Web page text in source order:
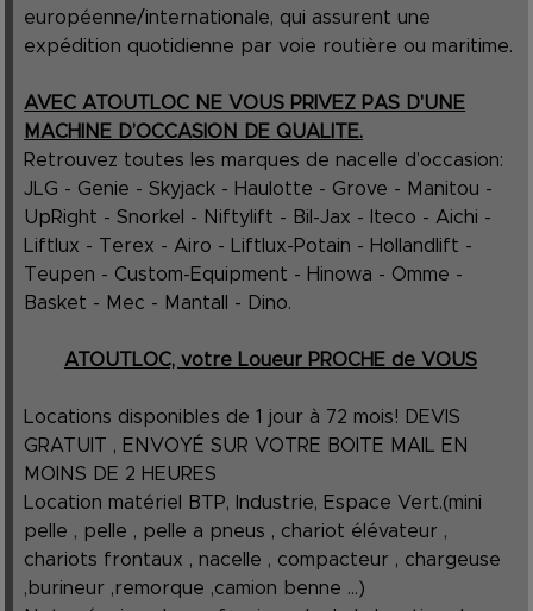
européenne/internationale, qui assurent une
expédition quotidienne par voie routière ou maritime.
AVEC ATOUTLOC NE VOUS PRIVEZ PAS D'UNE
MACHINE D’OCCASION DE QUALITE.
Retrouvez toutes les marques de nacelle d’occasion:
JLG - Genie - Skyjack - Haulotte - Grove - Manitou -
UpRight - Snorkel - Niftylift - Bil-Jax - Iteco - Aichi -
Liftlux - Terex - Airo - Liftlux-Potain - Hollandlift -
Teupen - Custom-Equipment - Hinowa - Omme -
Basket - Mec - Mantall - Dino.
ATOUTLOC, votre Loueur PROCHE de VOUS
Locations disponibles de 1 jour à 72 mois! DEVIS
GRATUIT , ENVOYÉ SUR VOTRE BOITE MAIL EN
MOINS DE 2 HEURES
Location matériel BTP, Industrie, Espace Vert.(mini
pelle , pelle , pelle a pneus , chariot élévateur ,
chariots frontaux , nacelle , compacteur , chargeuse
,burineur ,remorque ,camion benne ...)